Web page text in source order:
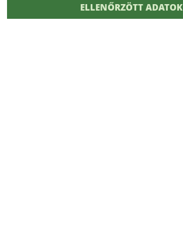
ELLENŐRZÖTT ADATOK